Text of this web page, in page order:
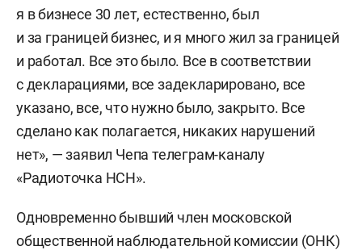
я в бизнесе 30 лет, естественно, был
и за границей бизнес, и я много жил за границей
и работал. Все это было. Все в соответствии
с декларациями, все задекларировано, все
указано, все, что нужно было, закрыто. Все
сделано как полагается, никаких нарушений
нет», — заявил Чепа телеграм-каналу
«Радиоточка НСН».
Одновременно бывший член московской
общественной наблюдательной комиссии (ОНК)